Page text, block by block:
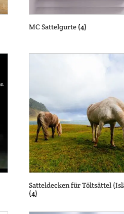
MC Sattelgurte (4)
Satteldecken für Töltsättel
(4)